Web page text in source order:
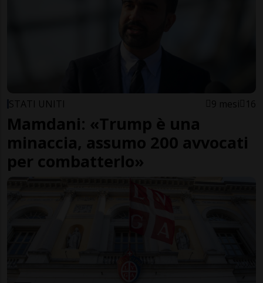
STATI UNITI 9 mesi 16
Mamdani: «Trump è una
minaccia, assumo 200 avvocati
per combatterlo»